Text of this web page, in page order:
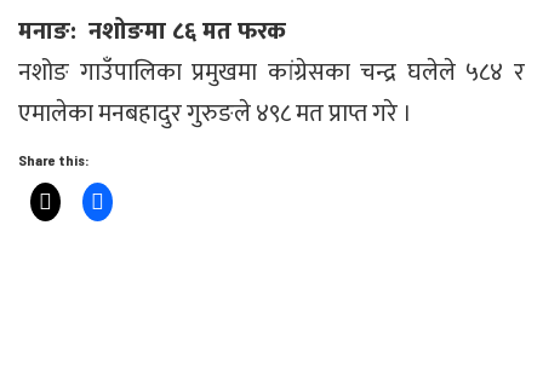
मनाङ: नशोङमा ८६ मत फरक
नशोङ गाउँपालिका प्रमुखमा कांग्रेसका चन्द्र घलेले ५८४ र
एमालेका मनबहादुर गुरुङले ४९८ मत प्राप्त गरे ।
Share this: